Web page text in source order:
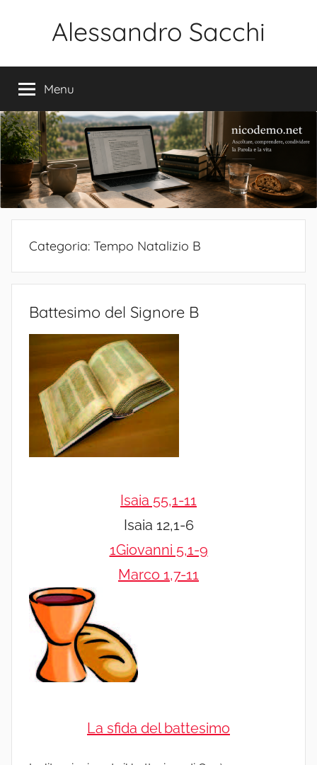
Alessandro Sacchi
Vita
Menu
Categoria: Tempo Natalizio B
Battesimo del Signore B
Isaia 55,1-11
Isaia 12,1-6
1Giovanni 5,1-9
Marco 1,7-11
La sfida del battesimo